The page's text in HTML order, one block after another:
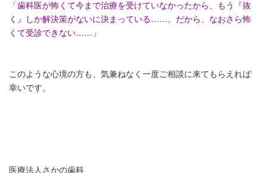
「歯科医が怖くて今まで治療を受けていなかったから、もう『抜
く』しか解決策がないに決まっている……。だから、なおさら怖
くて受診できない……」
このような心境の方も、気兼ねなく一度ご相談に来てもらえれば
幸いです。
医療法人さかの歯科